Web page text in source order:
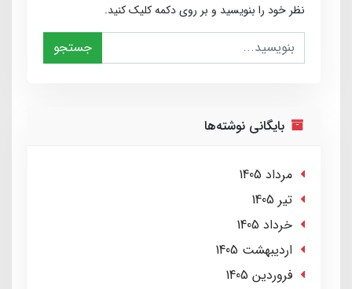
نظر خود را بنویسید و بر روی دکمه کلیک کنید.
جستجو
بایگانی نوشته‌ها
مرداد 1405
تير 1405
خرداد 1405
ارديبهشت 1405
فروردین 1405